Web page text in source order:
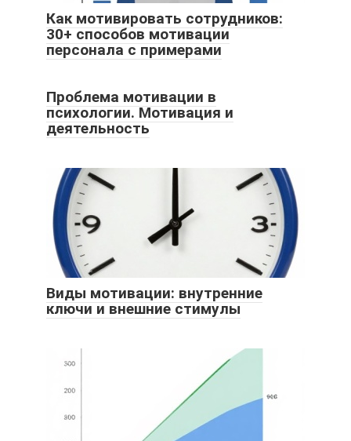
Как мотивировать сотрудников:
30+ способов мотивации
персонала с примерами
Проблема мотивации в
психологии. Мотивация и
деятельность
Виды мотивации: внутренние
ключи и внешние стимулы